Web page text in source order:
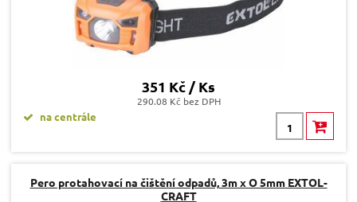
351 Kč / Ks
290.08 Kč bez DPH
na centrále
Pero protahovací na čištění odpadů, 3m x O 5mm EXTOL-
CRAFT